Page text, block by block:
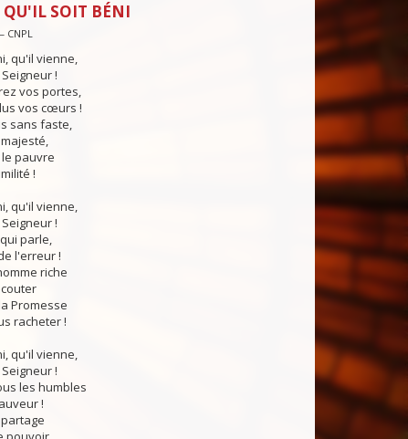
SOIT BÉNI
CNPL
qu'il vienne,
!
vos portes,
vos cœurs !
sans faste,
pauvre
!
qu'il vienne,
!
parle,
l'erreur !
riche
Promesse
racheter !
qu'il vienne,
!
les humbles
!